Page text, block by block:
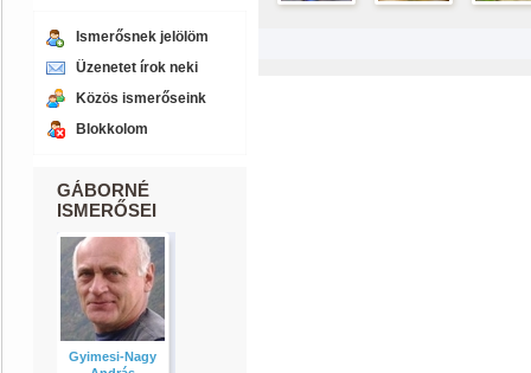
Ismerősnek jelölöm
Üzenetet írok neki
Közös ismerőseink
Blokkolom
GÁBORNÉ
ISMERŐSEI
Gyimesi-Nagy